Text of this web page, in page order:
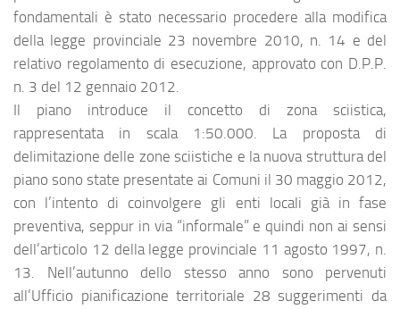
fondamentali è stato necessario procedere alla modifica
della legge provinciale 23 novembre 2010, n. 14 e del
relativo regolamento di esecuzione, approvato con D.P.P.
n. 3 del 12 gennaio 2012.
Il piano introduce il concetto di zona sciistica,
rappresentata in scala 1:50.000. La proposta di
delimitazione delle zone sciistiche e la nuova struttura del
piano sono state presentate ai Comuni il 30 maggio 2012,
con l’intento di coinvolgere gli enti locali già in fase
preventiva, seppur in via “informale” e quindi non ai sensi
dell’articolo 12 della legge provinciale 11 agosto 1997, n.
13. Nell’autunno dello stesso anno sono pervenuti
all’Ufficio pianificazione territoriale 28 suggerimenti da